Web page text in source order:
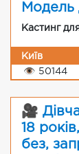
Модель
Кастинг
Київ
👁 50144
🎥
18
без,